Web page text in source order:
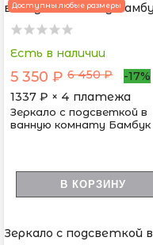
Доступны любые размеры
Есть в наличии
5 350 ₽ 6 450 ₽
-17%
1337 ₽ × 4 платежа
Зеркало с подсветкой в
ванную комнату Бамбук
В КОРЗИНУ
Зеркало с подсветкой в